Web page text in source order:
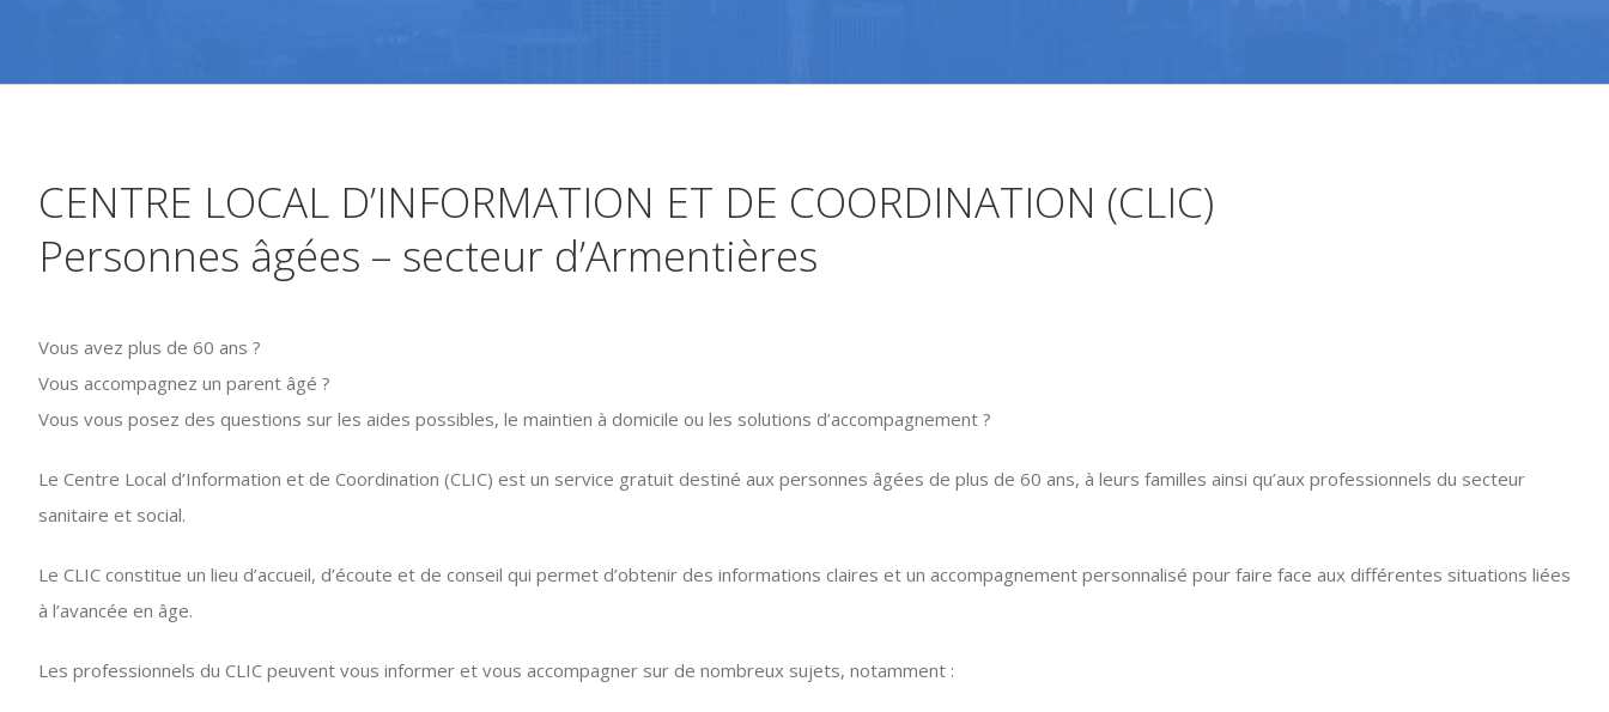
CENTRE LOCAL D’INFORMATION ET DE COORDINATION (CLIC)
Personnes âgées – secteur d’Armentières
Vous avez plus de 60 ans ?
Vous accompagnez un parent âgé ?
Vous vous posez des questions sur les aides possibles, le maintien à domicile ou les solutions d’accompagnement ?
Le Centre Local d’Information et de Coordination (CLIC) est un service gratuit destiné aux personnes âgées de plus de 60 ans, à leurs familles ainsi qu’aux professionnels du secteur
sanitaire et social.
Le CLIC constitue un lieu d’accueil, d’écoute et de conseil qui permet d’obtenir des informations claires et un accompagnement personnalisé pour faire face aux différentes situations liées
à l’avancée en âge.
Les professionnels du CLIC peuvent vous informer et vous accompagner sur de nombreux sujets, notamment :